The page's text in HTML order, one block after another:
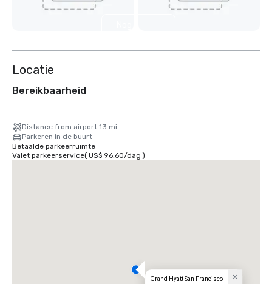
Locatie
Bereikbaarheid
Distance from airport 13 mi
Parkeren in de buurt
Betaalde parkeerruimte
Valet parkeerservice( US$ 96,60/dag )
Grand Hyatt San Francisco